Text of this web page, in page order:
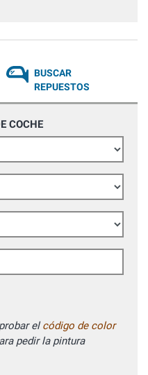
BUSCAR
REPUESTOS
COCHE
elcódigo de color
pedir la pintura